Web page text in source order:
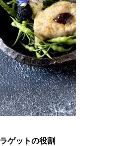
ゲットの役割